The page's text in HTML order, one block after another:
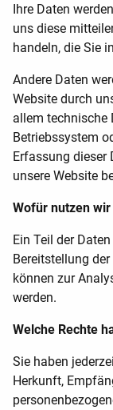
Ihre Daten
uns diese
handeln, die Sie
Andere Daten
Website durch
allem technische
Betriebssystem
Erfassung dieser
unsere Website
Wofür nutzen
Ein Teil der
Bereitstellung
können zur
werden.
Welche Rechte
Sie haben
Herkunft,